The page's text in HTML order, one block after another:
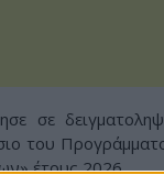
σε
του
έτους 2026.